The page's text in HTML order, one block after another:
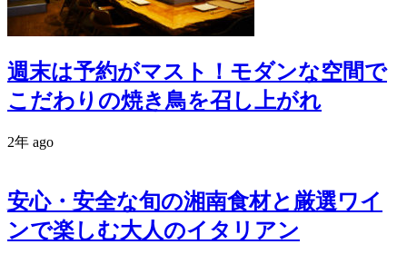
週末は予約がマスト！モダンな空間で
こだわりの焼き鳥を召し上がれ
2年 ago
安心・安全な旬の湘南食材と厳選ワイ
ンで楽しむ大人のイタリアン